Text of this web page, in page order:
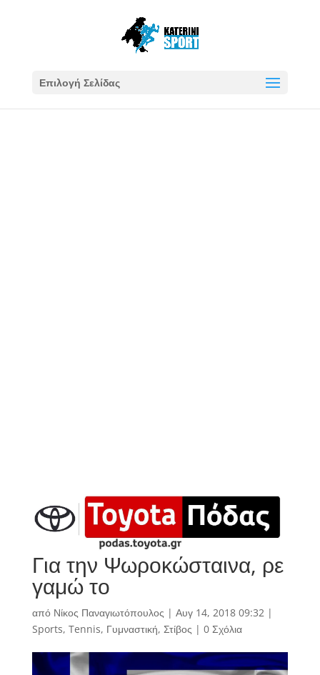
Επιλογή Σελίδας
Για την Ψωροκώσταινα, ρε
γαμώ το
από Νίκος Παναγιωτόπουλος | Αυγ 14, 2018 09:32|
Sports, Tennis, Γυμναστική, Στίβος | 0 Σχόλια